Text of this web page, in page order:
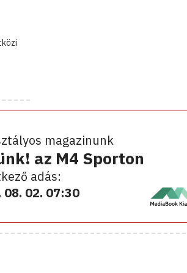
magazinunk
az M4 Sporton
adás:
08. 02. 07:30